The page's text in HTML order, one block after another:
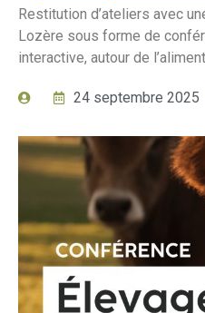
Restitution d’ateliers avec
Lozère sous forme de
interactive, autour de
24 septembre 2025